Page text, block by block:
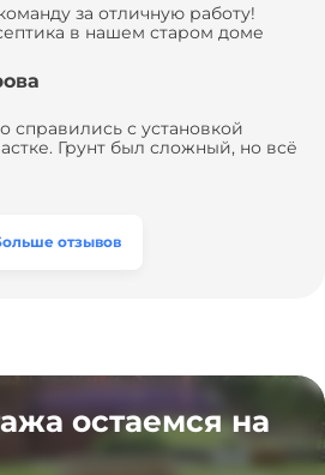
за отличную работу!
в нашем старом доме
но ребята справились на
аккуратно и профессионально.
не пытались
помогли с выбором и
что позволило нам
монтаж и демонтаж
трубы, обновили
ищет надёжных
справились с установкой
Грунт был сложный, но всё
Помогли выбрать
отзывов
остаемся на